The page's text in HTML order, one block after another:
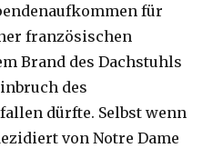
für
französischen
Brand des Dachstuhls
des
dürfte. Selbst wenn
von Notre Dame